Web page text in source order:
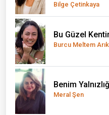
Bilge Çetinkaya
Bu Güzel
Burcu Meltem Arık
Benim
Meral Şen